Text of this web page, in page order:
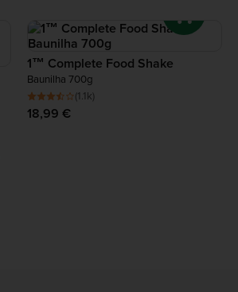
1™ Complete Food Shake
Baunilha 700g
(1.1k)
18,99 €